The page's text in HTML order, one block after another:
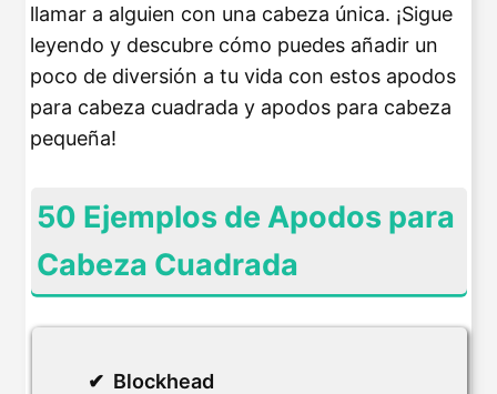
llamar a alguien con una cabeza única. ¡Sigue
leyendo y descubre cómo puedes añadir un
poco de diversión a tu vida con estos apodos
para cabeza cuadrada y apodos para cabeza
pequeña!
50 Ejemplos de Apodos para
Cabeza Cuadrada
Blockhead